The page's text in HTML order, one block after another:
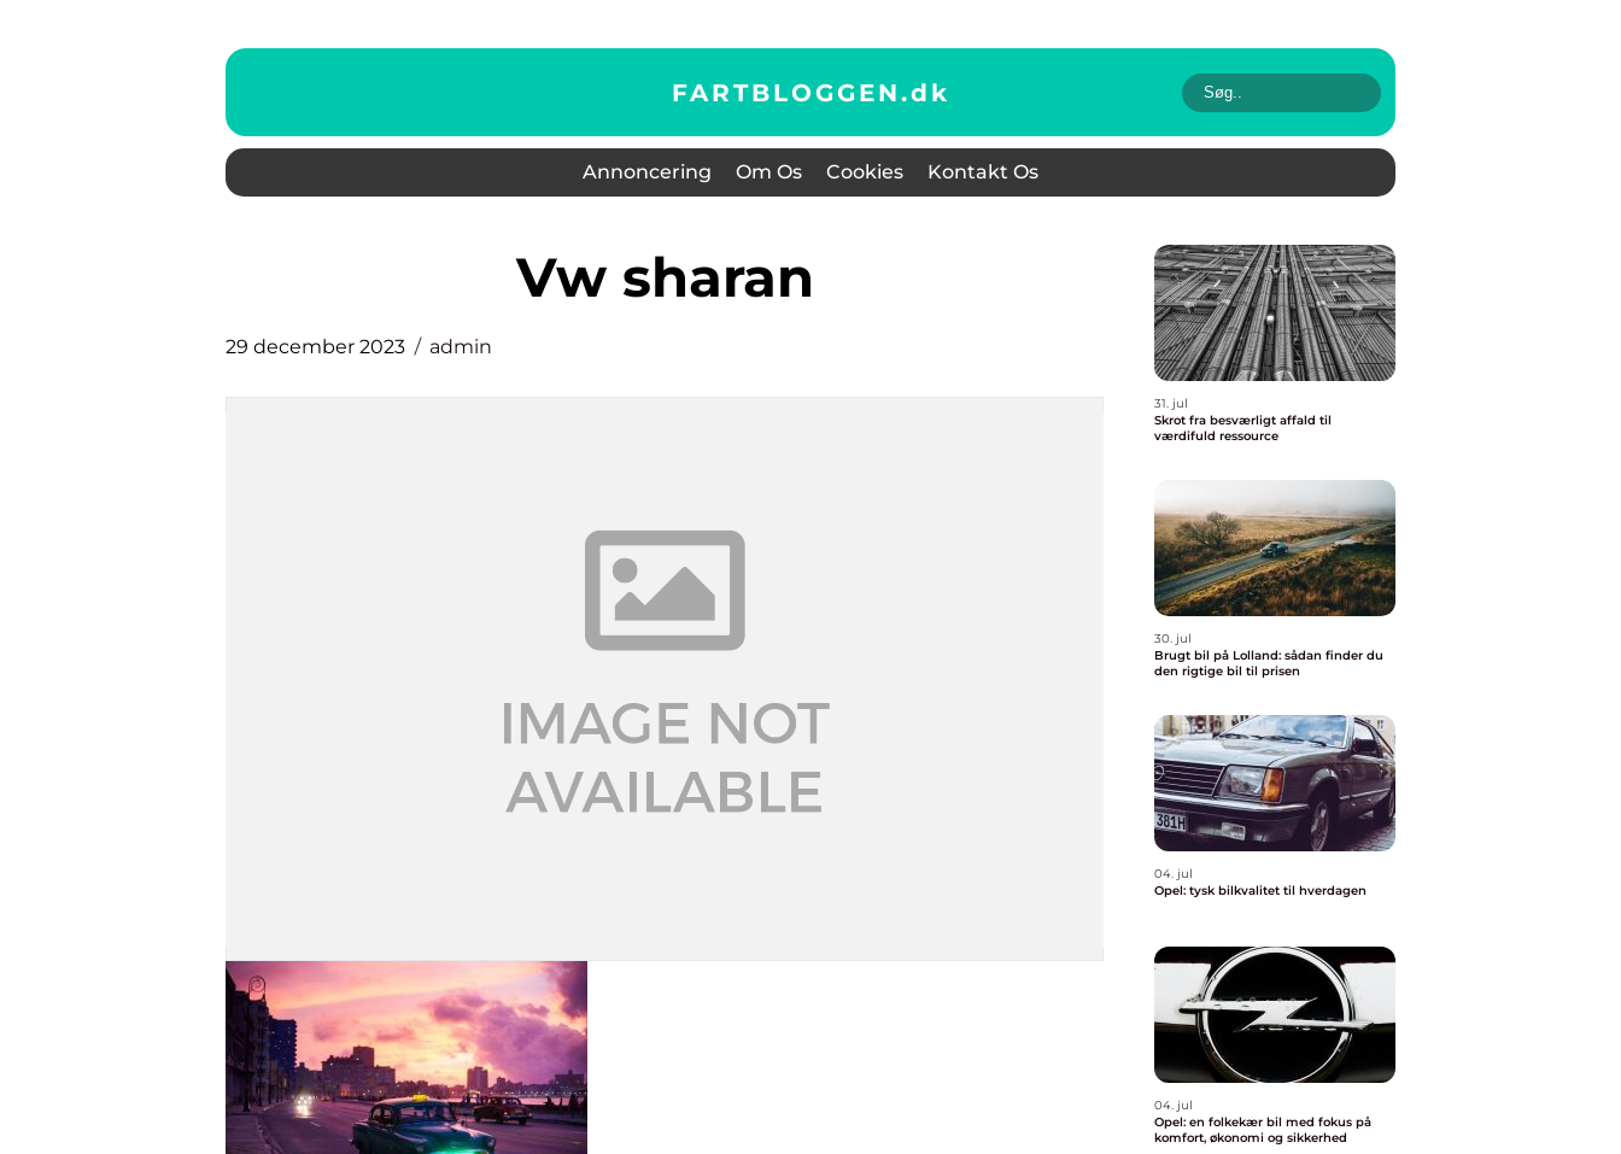
FARTBLOGGEN.dk
Annoncering Om Os Cookies Kontakt Os
vw sharan
29 december 2023 admin
31. jul
Skrot fra besværligt affald til
værdifuld ressource
30. jul
Brugt bil på Lolland: sådan finder du
den rigtige bil til prisen
04. jul
Opel: tysk bilkvalitet til hverdagen
04. jul
Opel: en folkekær bil med fokus på
komfort, økonomi og sikkerhed